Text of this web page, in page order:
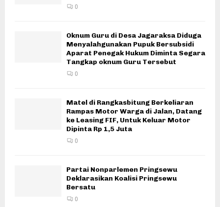
0
Oknum Guru di Desa Jagaraksa Diduga
Menyalahgunakan Pupuk Bersubsidi
Aparat Penegak Hukum Diminta Segara
Tangkap oknum Guru Tersebut
0
Matel di Rangkasbitung Berkeliaran
Rampas Motor Warga di Jalan, Datang
ke Leasing FIF, Untuk Keluar Motor
Dipinta Rp 1,5 Juta
0
Partai Nonparlemen Pringsewu
Deklarasikan Koalisi Pringsewu
Bersatu
0